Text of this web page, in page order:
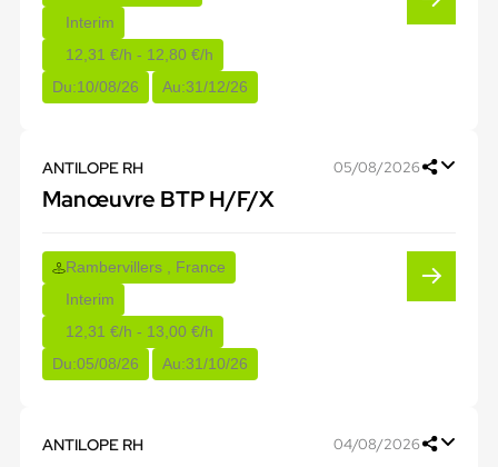
Interim
12,31 €/h - 12,80 €/h
Du:10/08/26 Au:31/12/26
ANTILOPE RH 05/08/2026
Manœuvre BTP H/F/X
Rambervillers , France
Interim
12,31 €/h - 13,00 €/h
Du:05/08/26 Au:31/10/26
ANTILOPE RH 04/08/2026